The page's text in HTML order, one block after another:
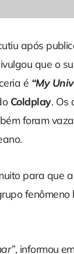
após
que o
é “My
Coldplay. Os
foram
para que a
fenômeno
, informou